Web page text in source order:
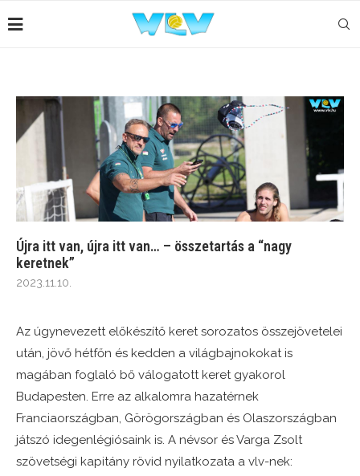
Újra itt van, újra itt van… – összetartás a “nagy
keretnek”
2023.11.10.
Az úgynevezett előkészítő keret sorozatos összejövetelei
után, jövő hétfőn és kedden a világbajnokokat is
magában foglaló bő válogatott keret gyakorol
Budapesten. Erre az alkalomra hazatérnek
Franciaországban, Görögországban és Olaszországban
játszó idegenlégiósaink is. A névsor és Varga Zsolt
szövetségi kapitány rövid nyilatkozata a vlv-nek: